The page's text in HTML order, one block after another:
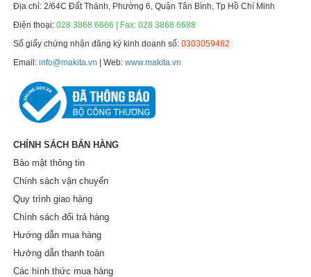
Địa chỉ: 2/64C Đất Thánh, Phường 6, Quận Tân Bình, Tp Hồ Chí Minh
Điện thoại:028 3868 6666 | Fax: 028 3868 6688
Số giấy chứng nhận đăng ký kinh doanh số:0303059482
Email:info@makita.vn | Web:www.makita.vn
CHÍNH SÁCH BÁN HÀNG
Bảo mật thông tin
Chính sách vận chuyển
Quy trình giao hàng
Chính sách đổi trả hàng
Hướng dẫn mua hàng
Hướng dẫn thanh toán
Các hình thức mua hàng